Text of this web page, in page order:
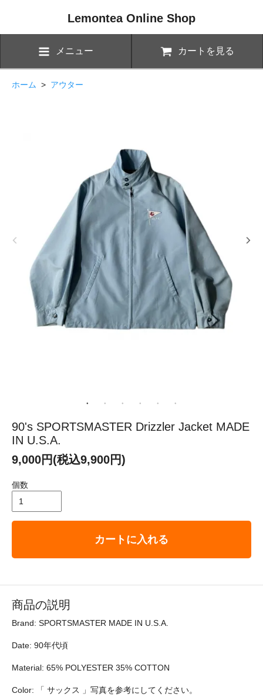
Lemontea Online Shop
メニュー カートを見る
ホーム > アウター
90's SPORTSMASTER Drizzler Jacket MADE
IN U.S.A.
9,000円(税込9,900円)
個数
カートに入れる
商品の説明
Brand: SPORTSMASTER MADE IN U.S.A.
Date: 90年代頃
Material: 65% POLYESTER 35% COTTON
Color: 「 サックス 」写真を参考にしてください。